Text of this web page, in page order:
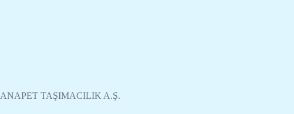
ANAPET TAŞIMACILIK A.Ş.